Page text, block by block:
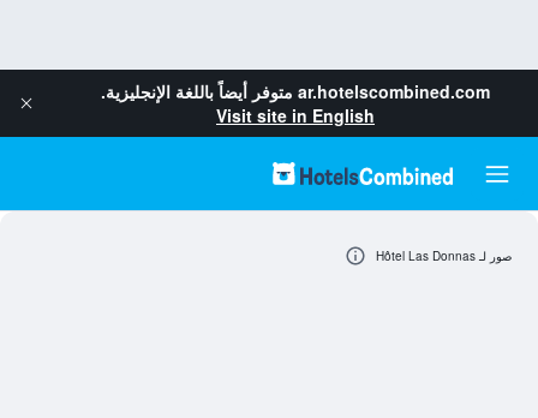
ar.hotelscombined.com متوفر أيضاً باللغة الإنجليزية.
Visit site in English
صور لـ Hôtel Las Donnas